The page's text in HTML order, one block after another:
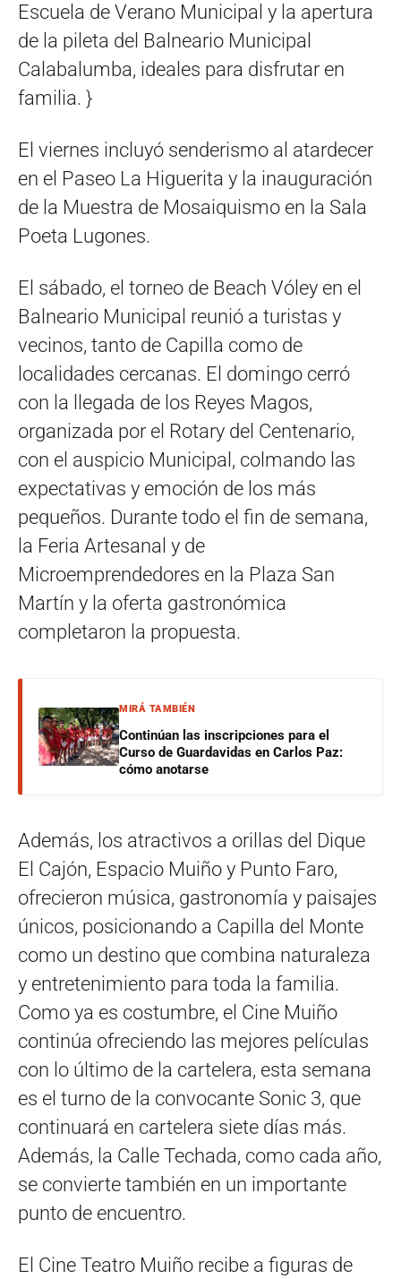
Escuela de Verano Municipal y la apertura
de la pileta del Balneario Municipal
Calabalumba, ideales para disfrutar en
familia. }
El viernes incluyó senderismo al atardecer
en el Paseo La Higuerita y la inauguración
de la Muestra de Mosaiquismo en la Sala
Poeta Lugones.
El sábado, el torneo de Beach Vóley en el
Balneario Municipal reunió a turistas y
vecinos, tanto de Capilla como de
localidades cercanas. El domingo cerró
con la llegada de los Reyes Magos,
organizada por el Rotary del Centenario,
con el auspicio Municipal, colmando las
expectativas y emoción de los más
pequeños. Durante todo el fin de semana,
la Feria Artesanal y de
Microemprendedores en la Plaza San
Martín y la oferta gastronómica
completaron la propuesta.
MIRÁ TAMBIÉN
Continúan las inscripciones para el
Curso de Guardavidas en Carlos Paz:
cómo anotarse
Además, los atractivos a orillas del Dique
El Cajón, Espacio Muiño y Punto Faro,
ofrecieron música, gastronomía y paisajes
únicos, posicionando a Capilla del Monte
como un destino que combina naturaleza
y entretenimiento para toda la familia.
Como ya es costumbre, el Cine Muiño
continúa ofreciendo las mejores películas
con lo último de la cartelera, esta semana
es el turno de la convocante Sonic 3, que
continuará en cartelera siete días más.
Además, la Calle Techada, como cada año,
se convierte también en un importante
punto de encuentro.
El Cine Teatro Muiño recibe a figuras de